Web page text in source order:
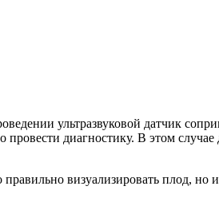
ультразвуковой датчик
диагностику. В этом случае
визуализировать плод, но